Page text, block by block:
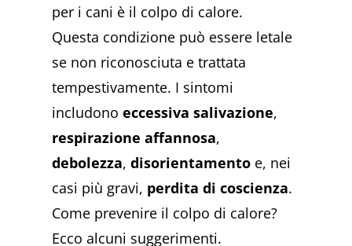
per i cani è il colpo di calore.
Questa condizione può essere letale
se non riconosciuta e trattata
tempestivamente. I sintomi
includonoeccessiva salivazione,
respirazione affannosa,
debolezza,disorientamento e, nei
casi più gravi, perdita di coscienza.
Come prevenire il colpo di calore?
Ecco alcuni suggerimenti.